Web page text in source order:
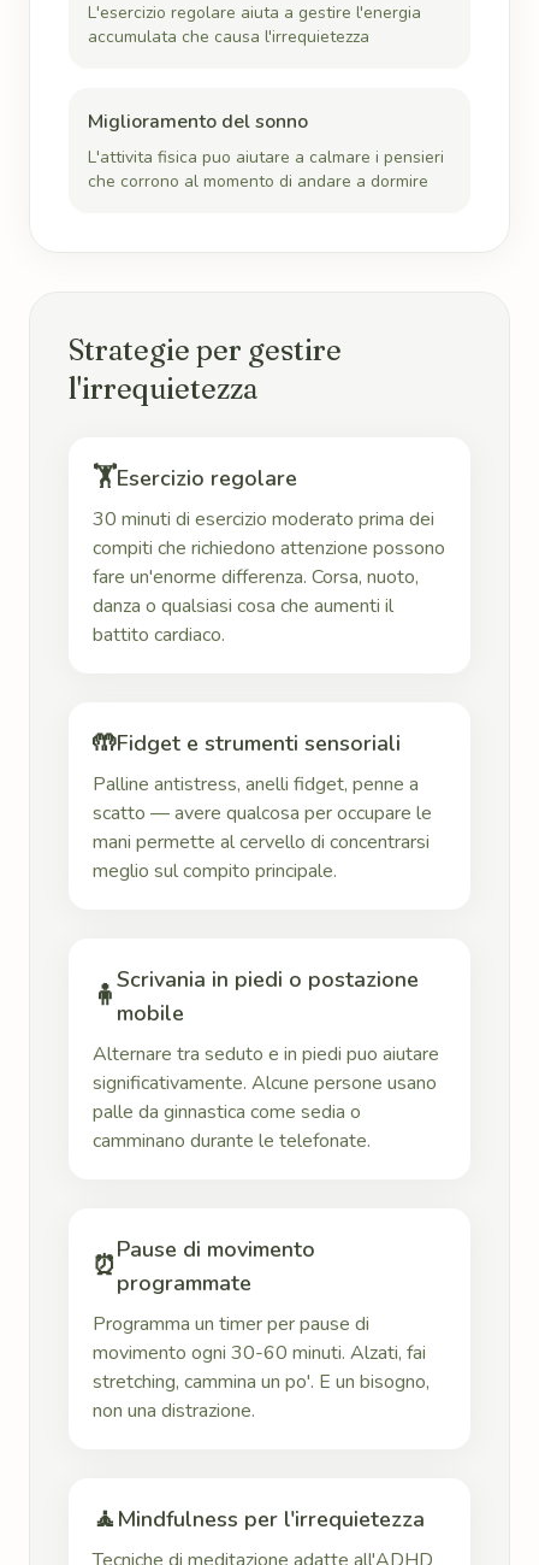
L'esercizio regolare aiuta a gestire l'energia
accumulata che causa l'irrequietezza
Miglioramento del sonno
L'attivita fisica puo aiutare a calmare i pensieri
che corrono al momento di andare a dormire
Strategie per gestire
l'irrequietezza
🏋️Esercizio regolare
30 minuti di esercizio moderato prima dei
compiti che richiedono attenzione possono
fare un'enorme differenza. Corsa, nuoto,
danza o qualsiasi cosa che aumenti il
battito cardiaco.
🤲Fidget e strumenti sensoriali
Palline antistress, anelli fidget, penne a
scatto — avere qualcosa per occupare le
mani permette al cervello di concentrarsi
meglio sul compito principale.
🧍Scrivania in piedi o postazione
mobile
Alternare tra seduto e in piedi puo aiutare
significativamente. Alcune persone usano
palle da ginnastica come sedia o
camminano durante le telefonate.
⏰Pause di movimento
programmate
Programma un timer per pause di
movimento ogni 30-60 minuti. Alzati, fai
stretching, cammina un po'. E un bisogno,
non una distrazione.
🧘 Mindfulness per l'irrequietezza